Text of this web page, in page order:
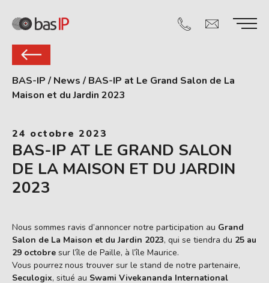
BAS-IP / News / BAS-IP at Le Grand Salon de La
Maison et du Jardin 2023
24 octobre 2023
BAS-IP AT LE GRAND SALON
DE LA MAISON ET DU JARDIN
2023
Nous sommes ravis d’annoncer notre participation au Grand
Salon de La Maison et du Jardin 2023, qui se tiendra du 25 au
29 octobre sur l’île de Paille, à l’île Maurice.
Vous pourrez nous trouver sur le stand de notre partenaire,
Seculogix, situé au Swami Vivekananda International